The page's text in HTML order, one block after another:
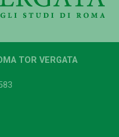
TOR VERGATA